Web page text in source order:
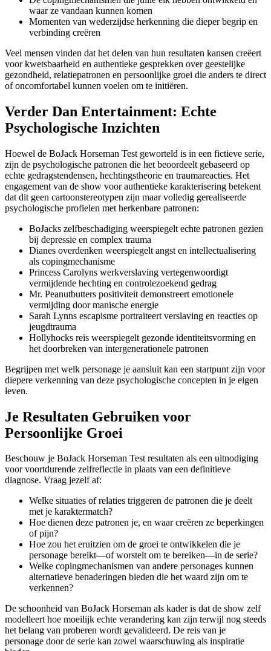
waar ze vandaan kunnen komen
Momenten van wederzijdse herkenning die dieper begrip en
verbinding creëren
Veel mensen vinden dat het delen van hun resultaten kansen creëert
voor kwetsbaarheid en authentieke gesprekken over geestelijke
gezondheid, relatiepatronen en persoonlijke groei die anders te direct
of oncomfortabel kunnen voelen om te initiëren.
Verder Dan Entertainment: Echte
Psychologische Inzichten
Hoewel de BoJack Horseman Test geworteld is in een fictieve serie,
zijn de psychologische patronen die het beoordeelt gebaseerd op
echte gedragstendensen, hechtingstheorie en traumareacties. Het
engagement van de show voor authentieke karakterisering betekent
dat dit geen cartoonstereo­typen zijn maar volledig gerealiseerde
psychologische profielen met herkenbare patronen:
BoJacks zelfbeschadiging weerspiegelt echte patronen gezien
bij depressie en complex trauma
Dianes overdenken weerspiegelt angst en intellectualisering
als copingmechanisme
Princess Carolyns werkverslaving vertegenwoordigt
vermijdende hechting en controlezoekend gedrag
Mr. Peanutbutters positiviteit demonstreert emotionele
vermijding door manische energie
Sarah Lynns escapisme portraiteert verslaving en reacties op
jeugdtrauma
Hollyhocks reis weerspiegelt gezonde identiteitsvorming en
het doorbreken van intergenerationele patronen
Begrijpen met welk personage je aansluit kan een startpunt zijn voor
diepere verkenning van deze psychologische concepten in je eigen
leven.
Je Resultaten Gebruiken voor
Persoonlijke Groei
Beschouw je BoJack Horseman Test resultaten als een uitnodiging
voor voortdurende zelfreflectie in plaats van een definitieve
diagnose. Vraag jezelf af:
Welke situaties of relaties triggeren de patronen die je deelt
met je karaktermatch?
Hoe dienen deze patronen je, en waar creëren ze beperkingen
of pijn?
Hoe zou het eruitzien om de groei te ontwikkelen die je
personage bereikt—of worstelt om te bereiken—in de serie?
Welke copingmechanismen van andere personages kunnen
alternatieve benaderingen bieden die het waard zijn om te
verkennen?
De schoonheid van BoJack Horseman als kader is dat de show zelf
modelleert hoe moeilijk echte verandering kan zijn terwijl nog steeds
het belang van proberen wordt gevalideerd. De reis van je
personage door de serie kan zowel waarschuwing als inspiratie